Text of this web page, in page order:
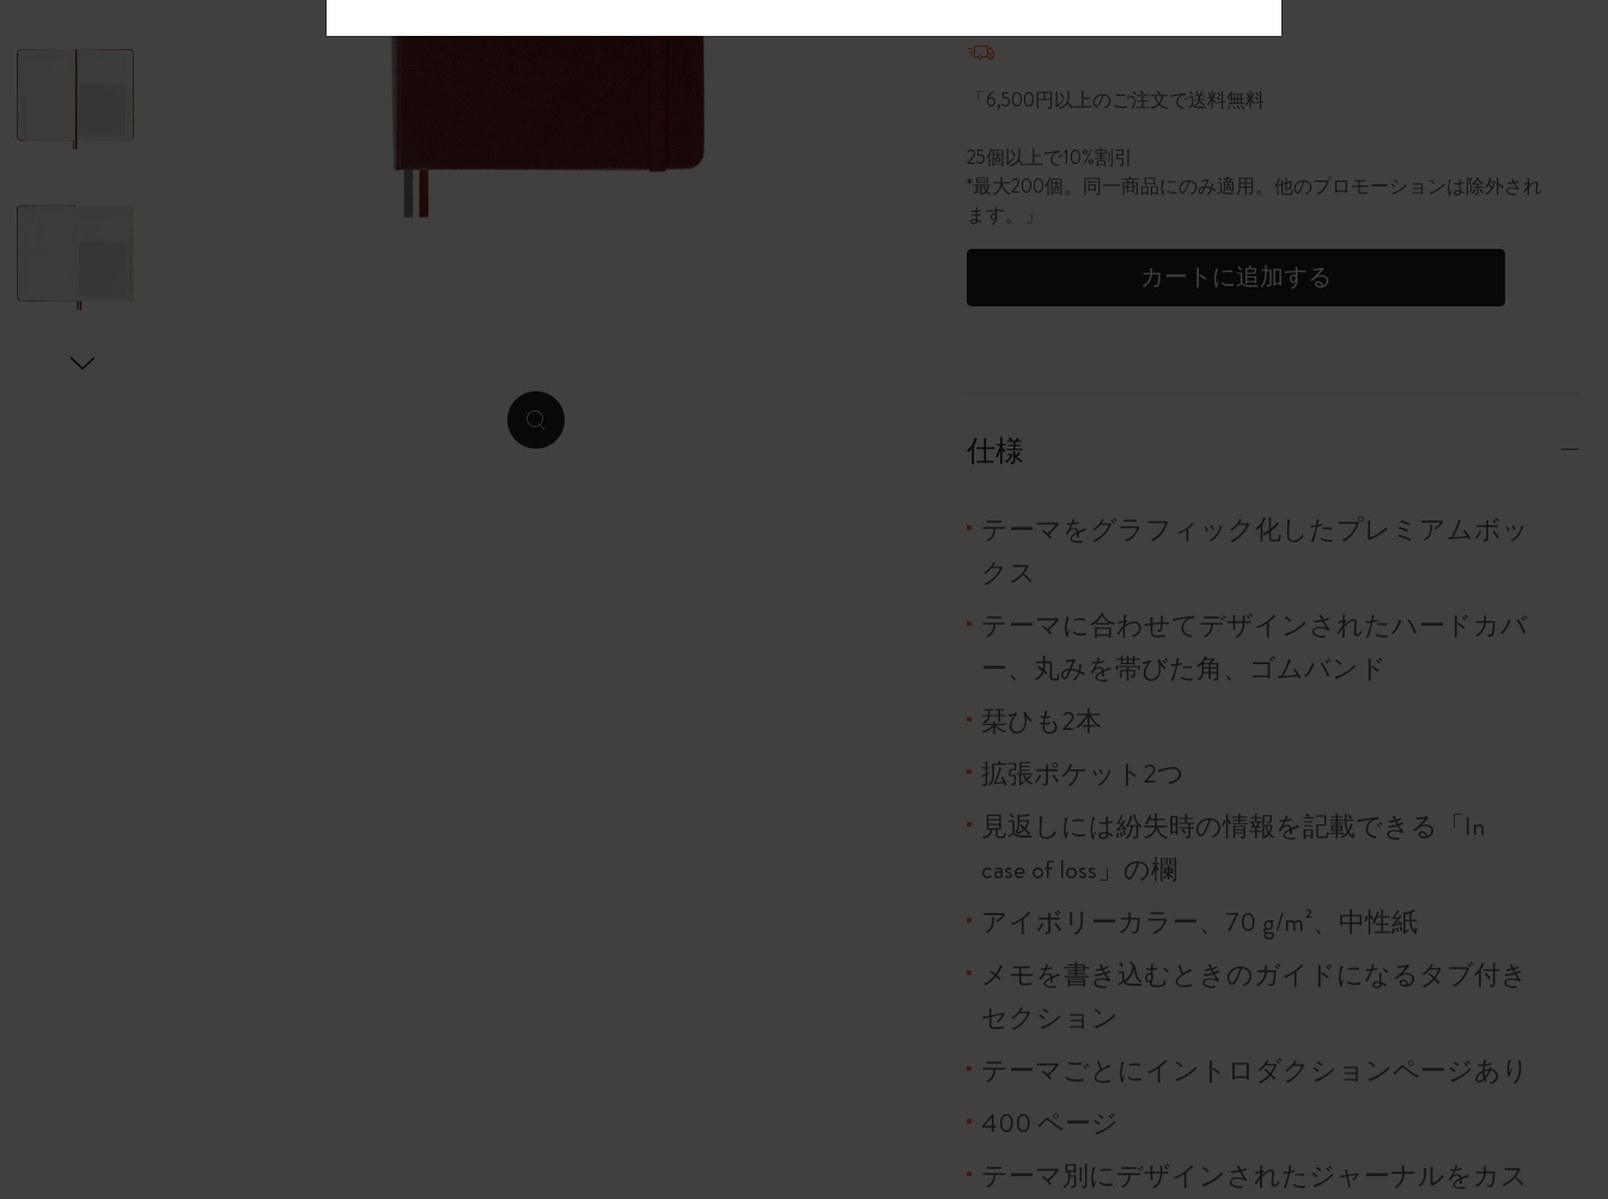
ライフプランナー・コレクション
ナサにインスパイアされたコレクショ
ン
zoom.cta
数量が1に更新されました
「6,500円以上のご注文で送料無料
25個以上で10%割引
*最大200個。同一商品にのみ適用。他のプロモーションは除外され
ます。」
カートに追加する
仕様
テーマをグラフィック化したプレミアムボッ
クス
テーマに合わせてデザインされたハードカバ
ー、丸みを帯びた角、ゴムバンド
栞ひも2本
拡張ポケット2つ
見返しには紛失時の情報を記載できる「In
case of loss」の欄
アイボリーカラー、70 g/m²、中性紙
メモを書き込むときのガイドになるタブ付き
セクション
テーマごとにイントロダクションページあり
400 ページ
テーマ別にデザインされたジャーナルをカス